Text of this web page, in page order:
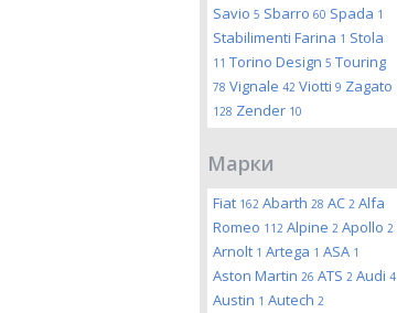
Savio 5 Sbarro 60 Spada 1
Stabilimenti Farina 1 Stola
11 Torino Design 5 Touring
78 Vignale 42 Viotti 9 Zagato
128 Zender 10
Марки
Fiat 162 Abarth 28 AC 2 Alfa
Romeo 112 Alpine 2 Apollo 2
Arnolt 1 Artega 1 ASA 1
Aston Martin 26 ATS 2 Audi 4
Austin 1 Autech 2